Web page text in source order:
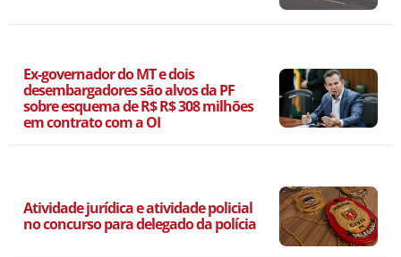
Ex-governador do MT e dois
desembargadores são alvos da PF
sobre esquema de R$ R$ 308 milhões
em contrato com a OI
Atividade jurídica e atividade policial
no concurso para delegado da polícia